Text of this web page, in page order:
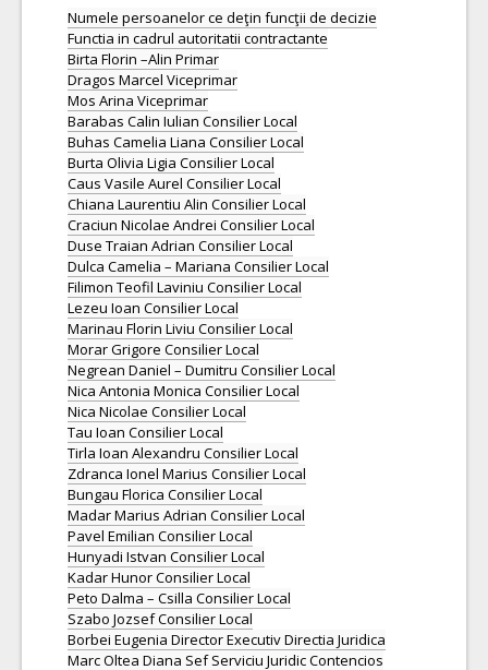
Numele persoanelor ce deţin funcţii de decizie
Functia in cadrul autoritatii contractante
Birta Florin –Alin Primar
Dragos Marcel Viceprimar
Mos Arina Viceprimar
Barabas Calin Iulian Consilier Local
Buhas Camelia Liana Consilier Local
Burta Olivia Ligia Consilier Local
Caus Vasile Aurel Consilier Local
Chiana Laurentiu Alin Consilier Local
Craciun Nicolae Andrei Consilier Local
Duse Traian Adrian Consilier Local
Dulca Camelia – Mariana Consilier Local
Filimon Teofil Laviniu Consilier Local
Lezeu Ioan Consilier Local
Marinau Florin Liviu Consilier Local
Morar Grigore Consilier Local
Negrean Daniel – Dumitru Consilier Local
Nica Antonia Monica Consilier Local
Nica Nicolae Consilier Local
Tau Ioan Consilier Local
Tirla Ioan Alexandru Consilier Local
Zdranca Ionel Marius Consilier Local
Bungau Florica Consilier Local
Madar Marius Adrian Consilier Local
Pavel Emilian Consilier Local
Hunyadi Istvan Consilier Local
Kadar Hunor Consilier Local
Peto Dalma – Csilla Consilier Local
Szabo Jozsef Consilier Local
Borbei Eugenia Director Executiv Directia Juridica
Marc Oltea Diana Sef Serviciu Juridic Contencios